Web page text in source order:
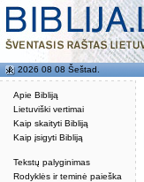
Apie Bibliją
Lietuviški vertimai
Kaip skaityti Bibliją
Kaip įsigyti Bibliją
Tekstų palyginimas
Rodyklės ir teminė paieška
2026 08 08 Šeštad.